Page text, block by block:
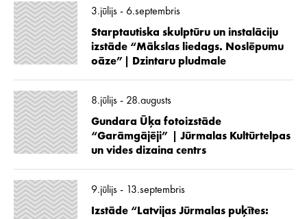
3.jūlijs - 6.septembris
Starptautiska skulptūru un instalāciju
izstāde “Mākslas liedags. Noslēpumu
oāze”| Dzintaru pludmale
8.jūlijs - 28.augusts
Gundara Ūķa fotoizstāde
“Garāmgājēji” | Jūrmalas Kultūrtelpas
un vides dizaina centrs
9.jūlijs - 13.septembris
Izstāde “Latvijas Jūrmalas puķītes: